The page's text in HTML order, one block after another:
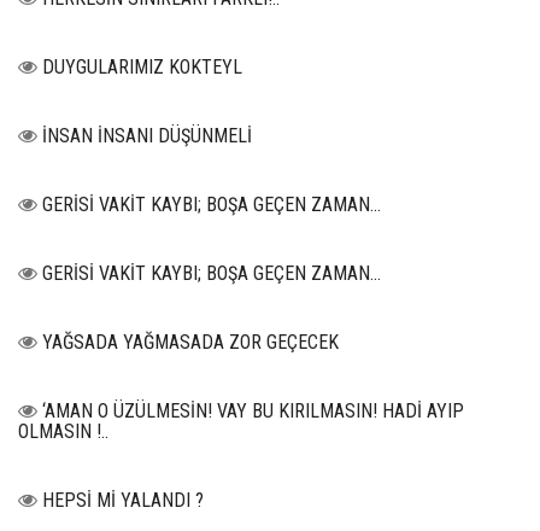
DUYGULARIMIZ KOKTEYL
İNSAN İNSANI DÜŞÜNMELİ
GERİSİ VAKİT KAYBI; BOŞA GEÇEN ZAMAN...
GERİSİ VAKİT KAYBI; BOŞA GEÇEN ZAMAN...
YAĞSADA YAĞMASADA ZOR GEÇECEK
‘AMAN O ÜZÜLMESİN! VAY BU KIRILMASIN! HADİ AYIP
OLMASIN !..
HEPSİ Mİ YALANDI ?